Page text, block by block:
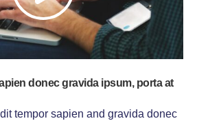
donec gravida ipsum, porta at
tempor sapien and gravida donec